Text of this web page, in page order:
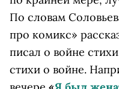
По словам
про комикс»
писал о войне
стихи о войне.